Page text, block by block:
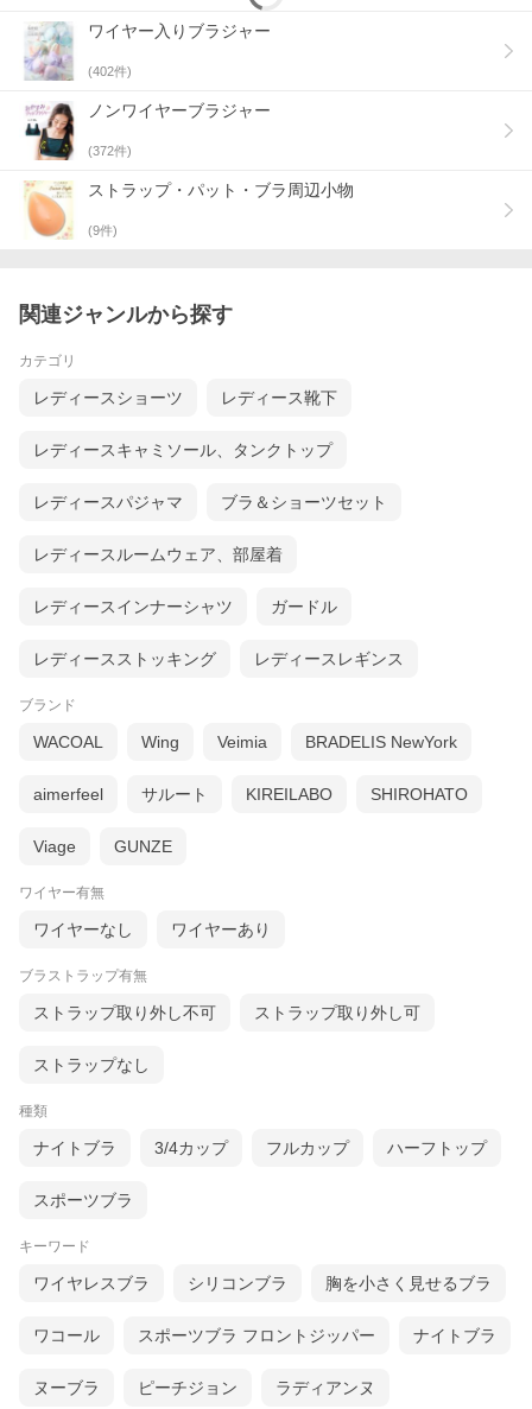
ワイヤー入りブラジャー
(402件)
ノンワイヤーブラジャー
(372件)
ストラップ・パット・ブラ周辺小物
(9件)
関連ジャンルから探す
カテゴリ
レディースショーツ レディース靴下
レディースキャミソール、タンクトップ
レディースパジャマ ブラ＆ショーツセット
レディースルームウェア、部屋着
レディースインナーシャツ ガードル
レディースストッキング レディースレギンス
ブランド
WACOAL Wing Veimia BRADELIS NewYork
aimerfeel サルート KIREILABO SHIROHATO
Viage GUNZE
ワイヤー有無
ワイヤーなし ワイヤーあり
ブラストラップ有無
ストラップ取り外し不可 ストラップ取り外し可
ストラップなし
種類
ナイトブラ 3/4カップ フルカップ ハーフトップ
スポーツブラ
キーワード
ワイヤレスブラ シリコンブラ 胸を小さく見せるブラ
ワコール スポーツブラ フロントジッパー ナイトブラ
ヌーブラ ピーチジョン ラディアンヌ